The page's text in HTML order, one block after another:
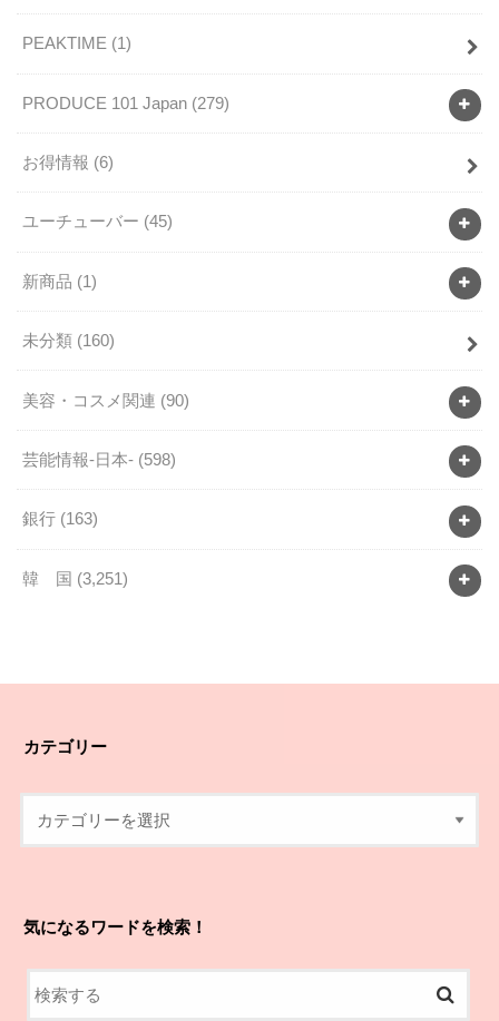
PEAKTIME (1)
PRODUCE 101 Japan (279)
お得情報 (6)
ユーチューバー (45)
新商品 (1)
未分類 (160)
美容・コスメ関連 (90)
芸能情報-日本- (598)
銀行 (163)
韓 国 (3,251)
カテゴリー
気になるワードを検索！